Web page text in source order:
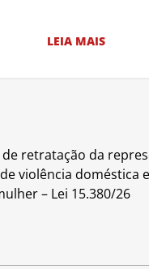
LEIA MAIS
retratação da
violência doméstica
– Lei 15.380/26